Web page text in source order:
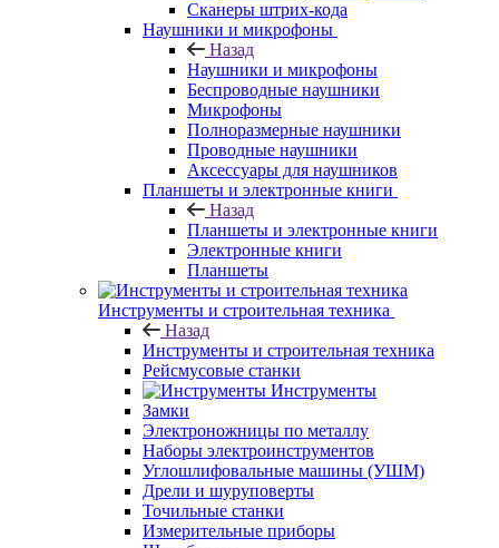
Сканеры штрих-кода
Наушники и микрофоны
Назад
Наушники и микрофоны
Беспроводные наушники
Микрофоны
Полноразмерные наушники
Проводные наушники
Аксессуары для наушников
Планшеты и электронные книги
Назад
Планшеты и электронные книги
Электронные книги
Планшеты
Инструменты и строительная техника
Назад
Инструменты и строительная техника
Рейсмусовые станки
Инструменты
Замки
Электроножницы по металлу
Наборы электроинструментов
Углошлифовальные машины (УШМ)
Дрели и шуруповерты
Точильные станки
Измерительные приборы